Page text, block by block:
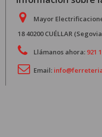
Mayor
18 40200 CUÉLLAR
Llámanos ahora: 921
Email: